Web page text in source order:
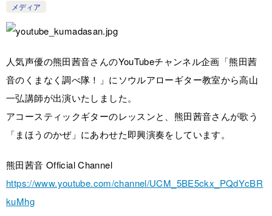
メディア
人気声優の熊田茜音さんのYouTubeチャンネル企画「熊田茜
音のくまなく調べ隊！」にソウルアローギター教室から高山
一弘講師が出演いたしました。
アコースティックギターのレッスンと、熊田茜音さんが歌う
「まほうのかぜ」にあわせた即興演奏をしています。
熊田茜音 Official Channel
https://www.youtube.com/channel/UCM_5BE5ckx_PQdYcBR
kuMhg